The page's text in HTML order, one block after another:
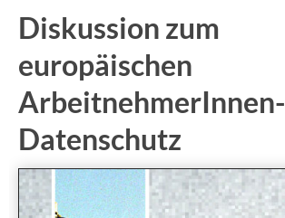
Diskussion zum
europäischen
ArbeitnehmerInnen-
Datenschutz